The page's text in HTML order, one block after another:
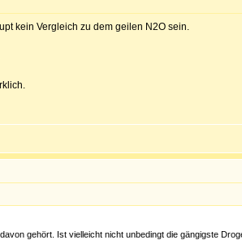
kein Vergleich zu dem geilen N2O sein.
gehört. Ist vielleicht nicht unbedingt die gängigste